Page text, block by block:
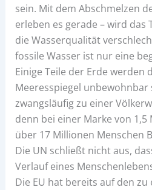
sein. Mit dem Abschmelzen
erleben es gerade – wird das
die Wasserqualität
fossile Wasser ist nur eine
Einige Teile der Erde werden
Meeresspiegel unbewohnbar
zwangsläufig zu einer
denn bei einer Marke von 1,5
über 17 Millionen Menschen
Die UN schließt nicht aus,
Verlauf eines
Die EU hat bereits auf den